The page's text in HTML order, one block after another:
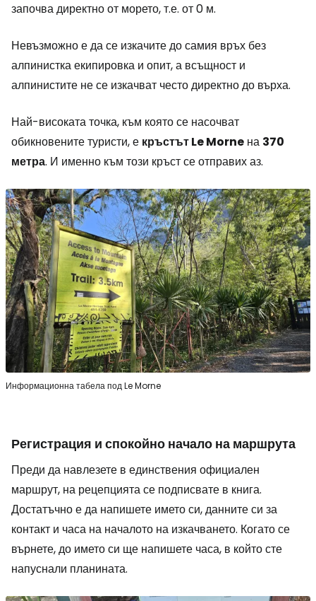
започва директно от морето, т.е. от 0 м.
Невъзможно е да се изкачите до самия връх без
алпинистка екипировка и опит, а всъщност и
алпинистите не се изкачват често директно до върха.
Най-високата точка, към която се насочват
обикновените туристи, е кръстът Le Morne на 370
метра. И именно към този кръст се отправих аз.
Информационна табела под Le Morne
Регистрация и спокойно начало на маршрута
Преди да навлезете в единствения официален
маршрут, на рецепцията се подписвате в книга.
Достатъчно е да напишете името си, данните си за
контакт и часа на началото на изкачването. Когато се
върнете, до името си ще напишете часа, в който сте
напуснали планината.